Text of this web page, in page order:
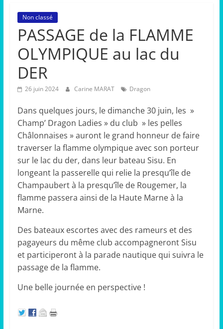
Non classé
PASSAGE de la FLAMME
OLYMPIQUE au lac du
DER
26 juin 2024 Carine MARAT Dragon
Dans quelques jours, le dimanche 30 juin, les »
Champ’ Dragon Ladies » du club » les pelles
Châlonnaises » auront le grand honneur de faire
traverser la flamme olympique avec son porteur
sur le lac du der, dans leur bateau Sisu. En
longeant la passerelle qui relie la presqu’île de
Champaubert à la presqu’île de Rougemer, la
flamme passera ainsi de la Haute Marne à la
Marne.
Des bateaux escortes avec des rameurs et des
pagayeurs du même club accompagneront Sisu
et participeront à la parade nautique qui suivra le
passage de la flamme.
Une belle journée en perspective !